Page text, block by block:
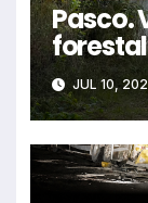
Pasco.
JUL 10,